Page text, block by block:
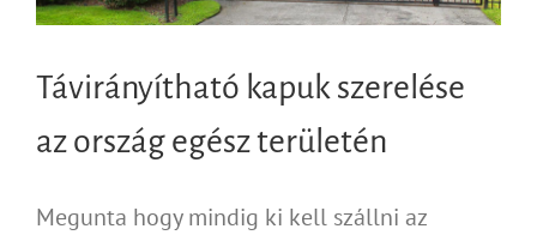
Távirányítható kapuk szerelése
az ország egész területén
Megunta hogy mindig ki kell szállni az